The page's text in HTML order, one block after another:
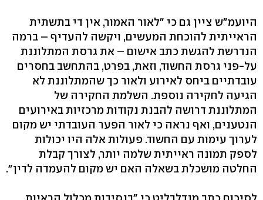
היועמ"ש ציין גם כי "לאור האמור, אין די בתשתית
הראייתית להוכחת המעשים, ויקשה להעדיף – ברמה
הנדרשת להגשת כתב אישום – את גרסת המתלוננת
על-פני גרסת החשוד, וזאת, בפרט, בהתחשב בחסרים
עובדתיים ביחס לאירוע ולאור כך שהמתלוננת לא
הגיעה לחקירה נוספת. השלמת החקירה של
המתלוננת דרושה להבנת נקודות מרכזיות באירועים
הנטענים, ואף נראה כי לאור הפער העובדתי יש מקום
לערוך עימות עם החשוד. פעולות אלה היו יכולות
לספק תמונה ראייתית שלמה יותר, לצורך קבלת
החלטה מושכלת בשאלה האם יש מקום להעמדה לדין".